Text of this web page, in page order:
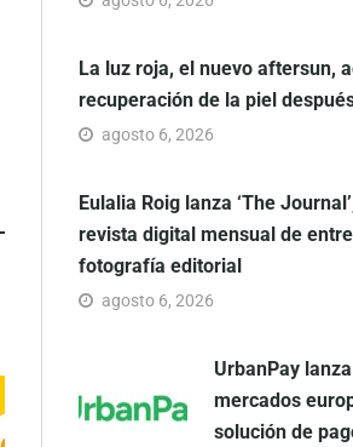
La luz roja, el nuevo aftersun,
recuperación de la piel
agosto 6, 2026
Eulalia Roig lanza ‘The
revista digital mensual de
fotografía editorial
agosto 6, 2026
UrbanPay
mercados
solución de